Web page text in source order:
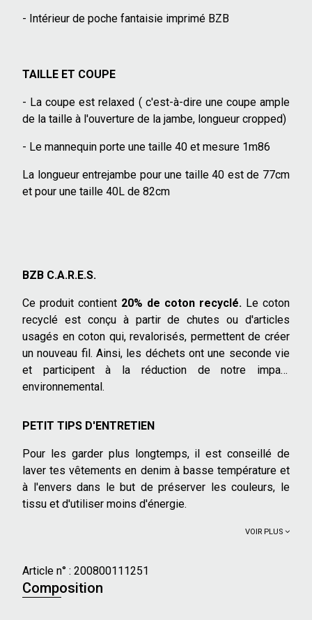
- Intérieur de poche fantaisie imprimé BZB
TAILLE ET COUPE
- La coupe est relaxed ( c'est-à-dire une coupe ample
de la taille à l'ouverture de la jambe, longueur cropped)
- Le mannequin porte une taille 40 et mesure 1m86
La longueur entrejambe pour une taille 40 est de 77cm
et pour une taille 40L de 82cm
BZB C.A.R.E.S.
Ce produit contient 20% de coton recyclé. Le coton
recyclé est conçu à partir de chutes ou d'articles
usagés en coton qui, revalorisés, permettent de créer
un nouveau fil. Ainsi, les déchets ont une seconde vie
et participent à la réduction de notre impact
environnemental.
PETIT TIPS D'ENTRETIEN
Pour les garder plus longtemps, il est conseillé de
laver tes vêtements en denim à basse température et
à l'envers dans le but de préserver les couleurs, le
tissu et d'utiliser moins d'énergie.
VOIR PLUS
Article n° : 200800111251
Composition